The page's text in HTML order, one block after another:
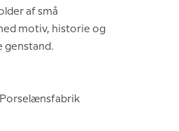
af små
motiv, historie og
genstand.